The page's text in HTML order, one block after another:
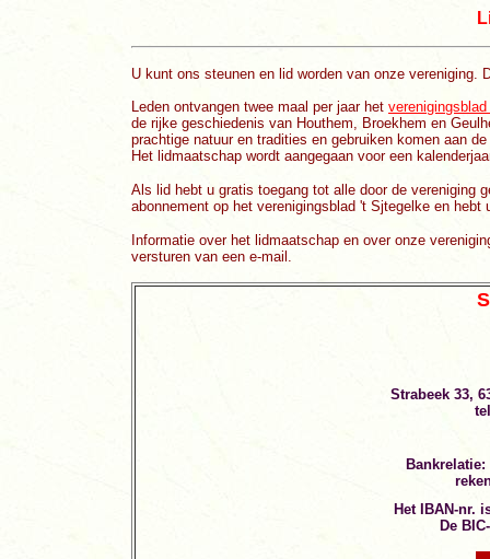
U kunt ons steunen en lid worden van onze vereniging.
Leden ontvangen twee maal per jaar het
de rijke geschiedenis van Houthem, Broekhem en
prachtige natuur en tradities en gebruiken komen aan de
Het lidmaatschap wordt aangegaan voor een
Als lid hebt u gratis toegang tot alle door de vereniging
abonnement op het verenigingsblad 't Sjtegelke en hebt
Informatie over het lidmaatschap en over onze
versturen van een e-mail.
Strabeek 33,
Het IBAN-nr.
De